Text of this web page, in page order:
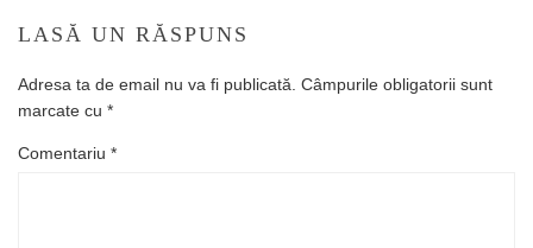
LASĂ UN RĂSPUNS
Adresa ta de email nu va fi publicată. Câmpurile obligatorii sunt
marcate cu *
Comentariu *